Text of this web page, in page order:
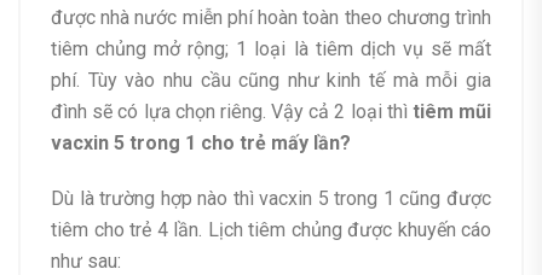
được nhà nước miễn phí hoàn toàn theo chương trình
tiêm chủng mở rộng; 1 loại là tiêm dịch vụ sẽ mất
phí. Tùy vào nhu cầu cũng như kinh tế mà mỗi gia
đình sẽ có lựa chọn riêng. Vậy cả 2 loại thì tiêm mũi
vacxin 5 trong 1 cho trẻ mấy lần?
Dù là trường hợp nào thì vacxin 5 trong 1 cũng được
tiêm cho trẻ 4 lần. Lịch tiêm chủng được khuyến cáo
như sau: